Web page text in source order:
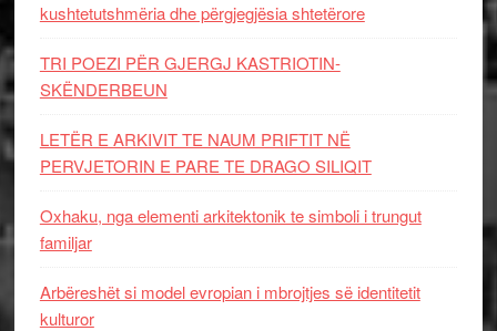
kushtetutshmëria dhe përgjegjësia shtetërore
TRI POEZI PËR GJERGJ KASTRIOTIN-
SKËNDERBEUN
LETËR E ARKIVIT TE NAUM PRIFTIT NË
PERVJETORIN E PARE TE DRAGO SILIQIT
Oxhaku, nga elementi arkitektonik te simboli i trungut
familjar
Arbëreshët si model evropian i mbrojtjes së identitetit
kulturor